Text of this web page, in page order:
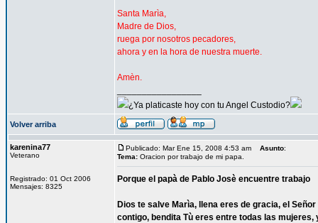
Santa Marìa,
Madre de Dios,
ruega por nosotros pecadores,
ahora y en la hora de nuestra muerte.
Amèn.
¿Ya platicaste hoy con tu Angel Custodio?
Volver arriba
karenina77
Veterano
Registrado: 01 Oct 2006
Mensajes: 8325
Publicado: Mar Ene 15, 2008 4:53 am Asunto:
Tema: Oracion por trabajo de mi papa.
Porque el papà de Pablo Josè encuentre trabajo
Dios te salve Marìa, llena eres de gracia, el Señor
contigo, bendita Tù eres entre todas las mujeres,